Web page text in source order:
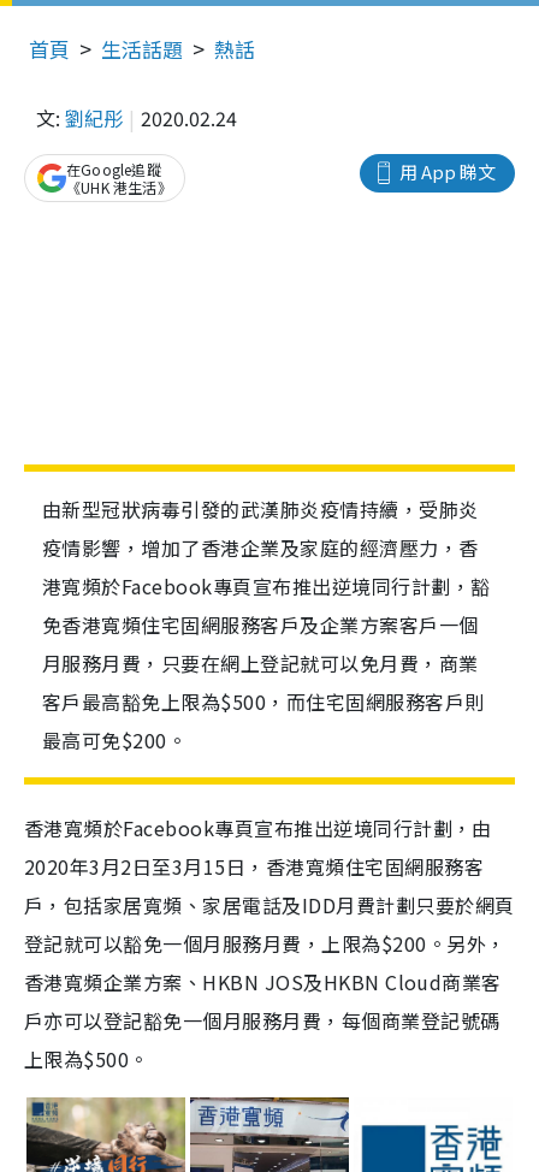
首頁 生活話題 熱話
文: 劉紀彤 2020.02.24
用 App 睇文
在Google追蹤
《UHK 港生活》
由新型冠狀病毒引發的武漢肺炎疫情持續，受肺炎
疫情影響，增加了香港企業及家庭的經濟壓力，香
港寬頻於Facebook專頁宣布推出逆境同行計劃，豁
免香港寬頻住宅固網服務客戶及企業方案客戶一個
月服務月費，只要在網上登記就可以免月費，商業
客戶最高豁免上限為$500，而住宅固網服務客戶則
最高可免$200。
香港寬頻於Facebook專頁宣布推出逆境同行計劃，由
2020年3月2日至3月15日，香港寬頻住宅固網服務客
戶，包括家居寬頻、家居電話及IDD月費計劃只要於網頁
登記就可以豁免一個月服務月費，上限為$200 。另外，
香港寬頻企業方案、 HKBN JOS及HKBN Cloud商業客
戶亦可以登記豁免一個月服務月費，每個商業登記號碼
上限為$500 。